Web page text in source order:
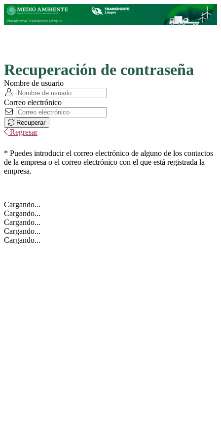
Recuperación de contraseña
Nombre de usuario
Correo electrónico
Recuperar
Regresar
* Puedes introducir el correo electrónico de alguno de los contactos
de la empresa o el correo electrónico con el que está registrada la
empresa.
Cargando...
Cargando...
Cargando...
Cargando...
Cargando...